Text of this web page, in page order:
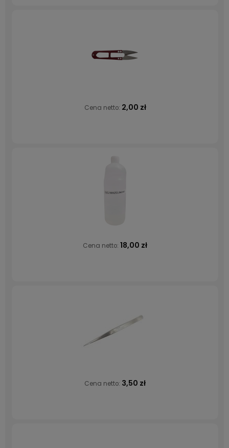
Cena netto: 2,00 zł
Cena netto: 18,00 zł
Cena netto: 3,50 zł